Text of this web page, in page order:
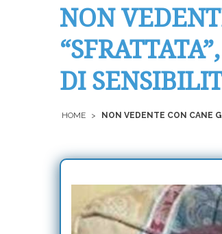
NON
DI
HOME > NON VEDENTE CON CANE